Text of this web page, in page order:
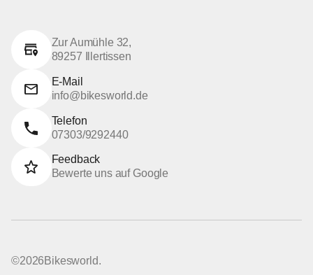
Zur Aumühle 32,
89257 Illertissen
E-Mail
info@bikesworld.de
Telefon
07303/9292440
Feedback
Bewerte uns auf Google
©2026 Bikesworld.